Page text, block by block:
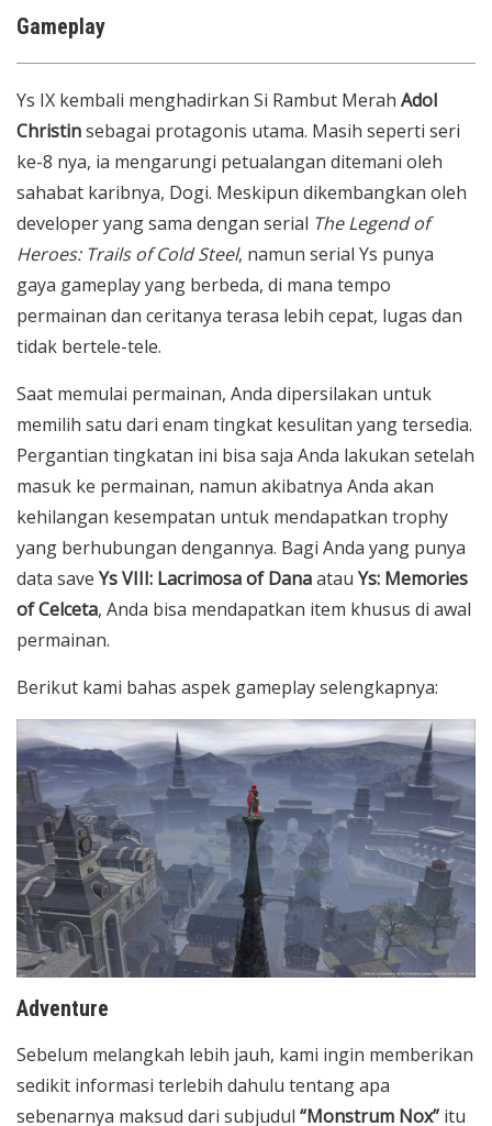
Gameplay
Ys IX kembali menghadirkan Si Rambut Merah Adol
Christinsebagai protagonis utama. Masih seperti seri
ke-8 nya, ia mengarungi petualangan ditemani oleh
sahabat karibnya, Dogi. Meskipun dikembangkan oleh
developer yang sama dengan serial The Legend of
Heroes: Trails of Cold Steel, namun serial Ys punya
gaya gameplay yang berbeda, di mana tempo
permainan dan ceritanya terasa lebih cepat, lugas dan
tidak bertele-tele.
Saat memulai permainan, Anda dipersilakan untuk
memilih satu dari enam tingkat kesulitan yang tersedia.
Pergantian tingkatan ini bisa saja Anda lakukan setelah
masuk ke permainan, namun akibatnya Anda akan
kehilangan kesempatan untuk mendapatkan trophy
yang berhubungan dengannya. Bagi Anda yang punya
data save Ys VIII: Lacrimosa of Danaatau Ys: Memories
of Celceta, Anda bisa mendapatkan item khusus di awal
permainan.
Berikut kami bahas aspek gameplay selengkapnya:
Adventure
Sebelum melangkah lebih jauh, kami ingin memberikan
sedikit informasi terlebih dahulu tentang apa
sebenarnya maksud dari subjudul “Monstrum Nox” itu